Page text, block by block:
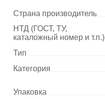
Страна производитель
НТД (ГОСТ, ТУ,
каталожный номер и т.п.)
Тип
Категория
Упаковка